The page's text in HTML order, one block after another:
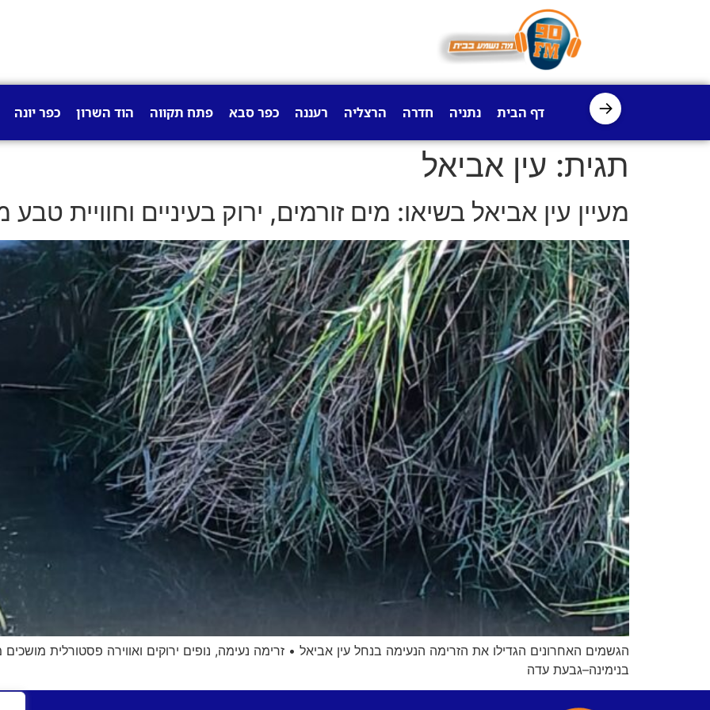
→ דף הבית נתניה חדרה הרצליה רעננה כפר סבא פתח תקווה הוד השרון כפר יונה
תגית: עין אביאל
מעיין עין אביאל בשיאו: מים זורמים, ירוק בעיניים וחוויית
הגשמים האחרונים הגדילו את הזרימה הנעימה בנחל עין אביאל • זרימה נעימה, נופים ירוקים ואווירה פסטורלית
בנימינה–גבעת עדה